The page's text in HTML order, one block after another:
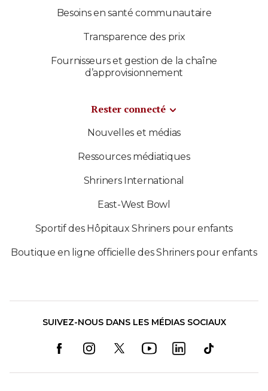
Besoins en santé communautaire
Transparence des prix
Fournisseurs et gestion de la chaîne
d’approvisionnement
Rester connecté
Nouvelles et médias
Ressources médiatiques
Shriners International
East-West Bowl
Sportif des Hôpitaux Shriners pour enfants
Boutique en ligne officielle des Shriners pour enfants
SUIVEZ-NOUS DANS LES MÉDIAS SOCIAUX